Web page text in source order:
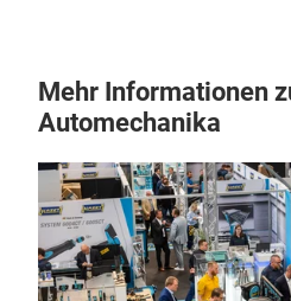
Mehr Informationen
Automechanika